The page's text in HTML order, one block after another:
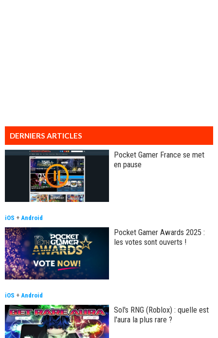
DERNIERS ARTICLES
Pocket Gamer France se met
en pause
iOS + Android
Pocket Gamer Awards 2025 :
les votes sont ouverts !
iOS + Android
Sol's RNG (Roblox) : quelle est
l'aura la plus rare ?